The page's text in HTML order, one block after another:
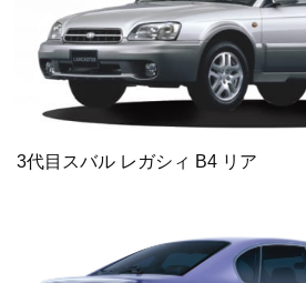
3代目スバル レガシィ B4 リア